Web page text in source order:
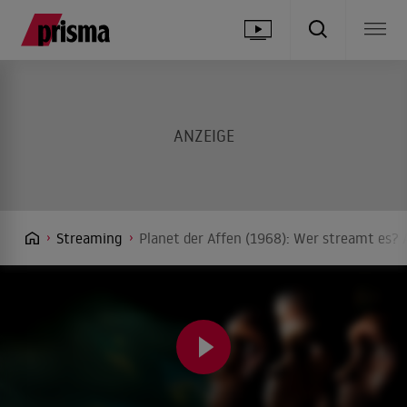
Streaming Planet der Affen (1968): Wer streamt es?